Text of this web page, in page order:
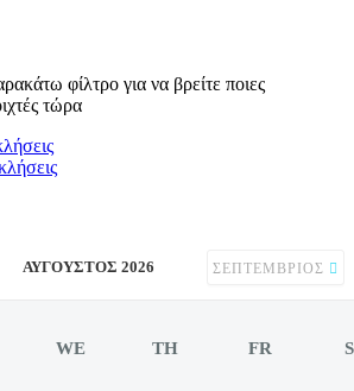
φίλτρο για να βρείτε ποιες
τώρα
ΑΎΓΟΥΣΤΟΣ 2026 ΣΕΠΤΈΜΒΡΙΟΣ
WE TH FR